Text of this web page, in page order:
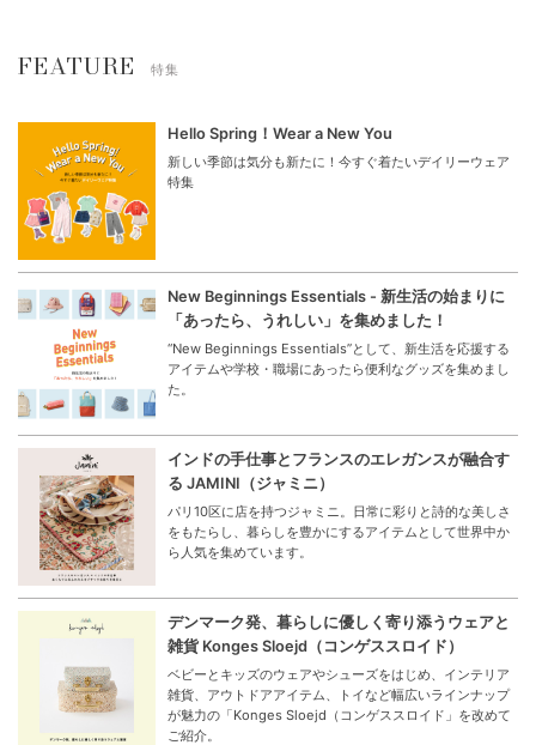
FEATURE 特集
Hello Spring！Wear a New You
新しい季節は気分も新たに！今すぐ着たいデイリーウェア
特集
New Beginnings Essentials - 新生活の始まりに
「あったら、うれしい」を集めました！
“New Beginnings Essentials”として、新生活を応援する
アイテムや学校・職場にあったら便利なグッズを集めまし
た。
インドの手仕事とフランスのエレガンスが融合す
る JAMINI（ジャミニ）
パリ10区に店を持つジャミニ。日常に彩りと詩的な美しさ
をもたらし、暮らしを豊かにするアイテムとして世界中か
ら人気を集めています。
デンマーク発、暮らしに優しく寄り添うウェアと
雑貨 Konges Sloejd（コンゲススロイド）
ベビーとキッズのウェアやシューズをはじめ、インテリア
雑貨、アウトドアアイテム、トイなど幅広いラインナップ
が魅力の「Konges Sloejd（コンゲススロイド」を改めて
ご紹介。